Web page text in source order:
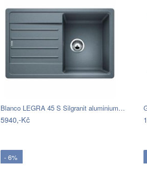
Blanco LEGRA 45 S Silgranit aluminium…
5940,-Kč
- 6%